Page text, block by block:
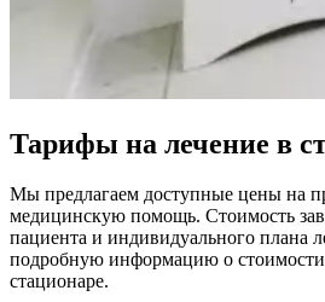
Тарифы на лечение в
Мы предлагаем доступные цены на
медицинскую помощь. Стоимость
пациента и индивидуального плана
подробную информацию о
стационаре.